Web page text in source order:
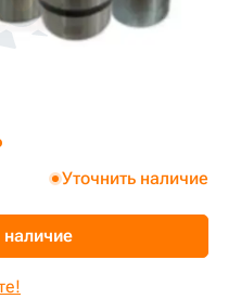
Уточнить наличие
наличие